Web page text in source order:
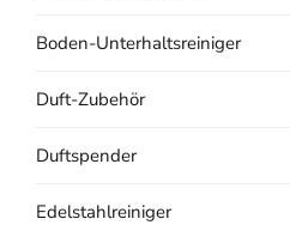
Boden-Unterhaltsreiniger
Duft-Zubehör
Duftspender
Edelstahlreiniger